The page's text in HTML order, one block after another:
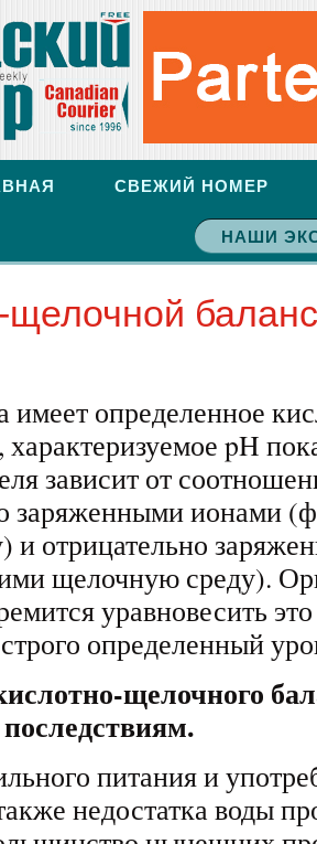
СВЕЖИЙ НОМЕР
НАШИ
щелочной
имеет определенное
pH
зависит от
заряженными ионами
и отрицательно
щелочную среду).
уравновесить
определенный
щелочного
питания и
недостатка воды